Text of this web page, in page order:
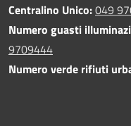
Centralino Unico:049
Numero guasti
9709444
Numero verde rifiuti